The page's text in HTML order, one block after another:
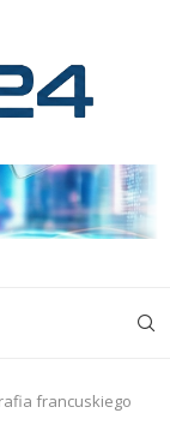
francuskiego